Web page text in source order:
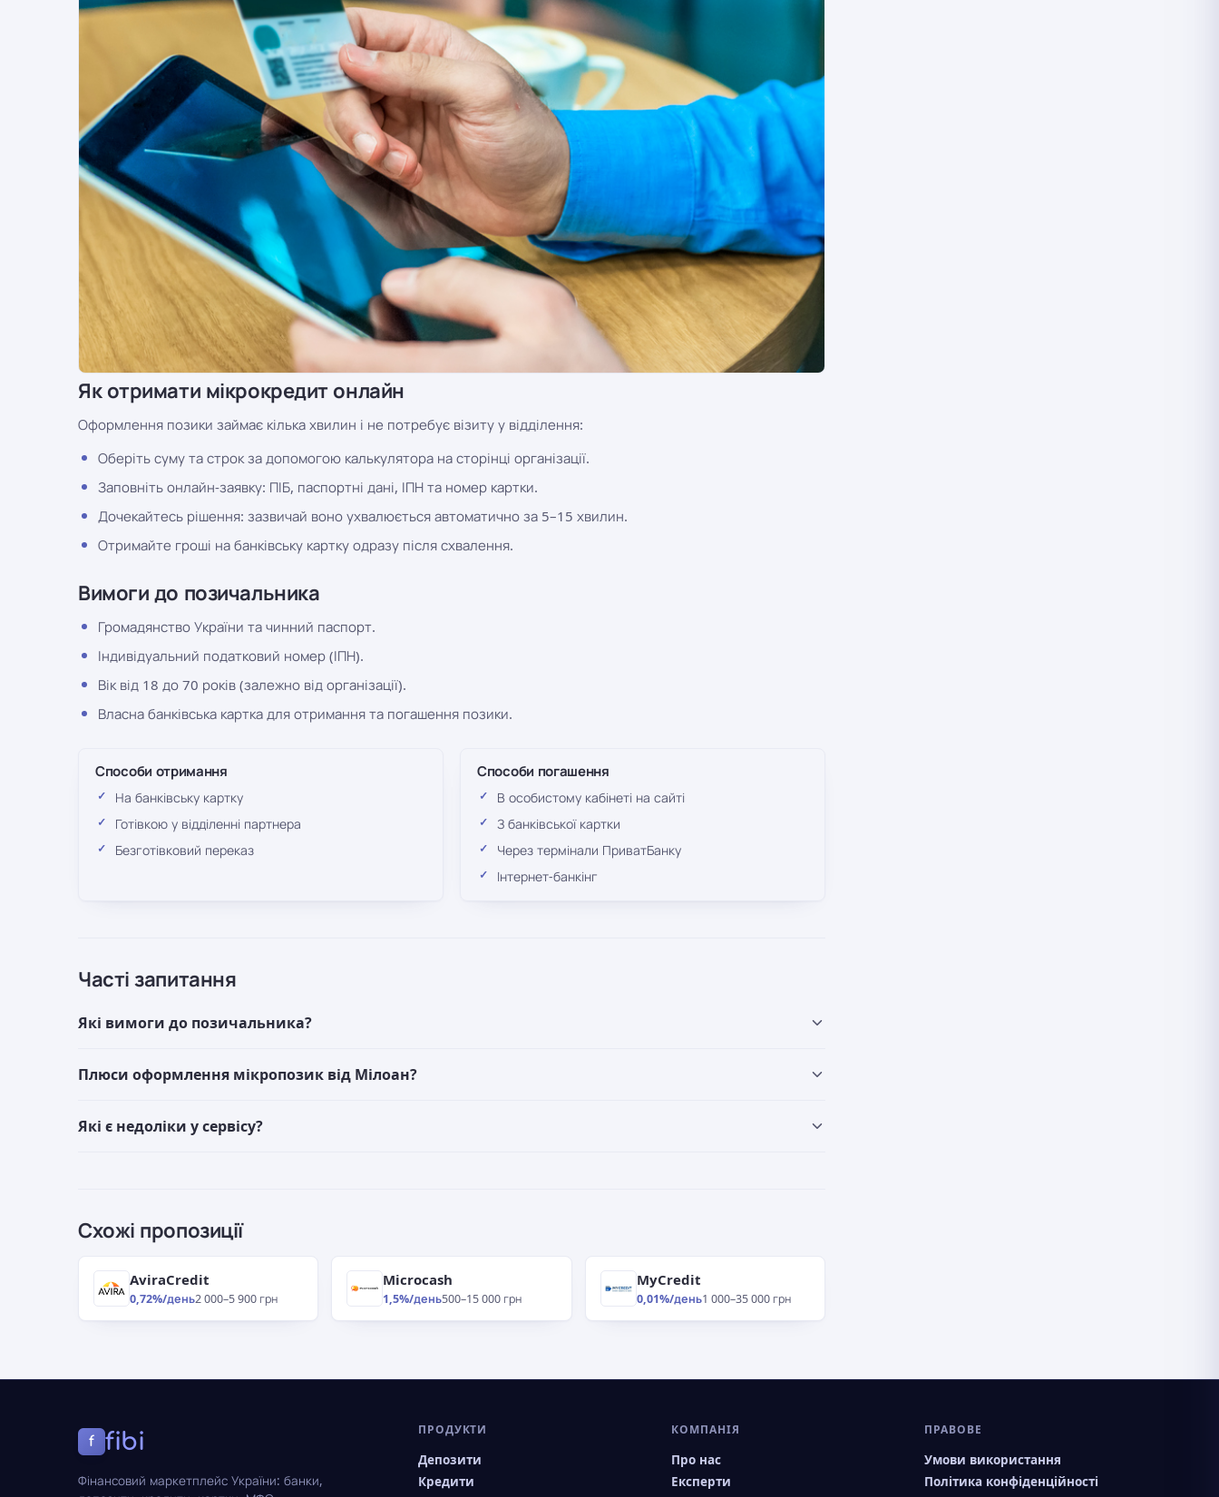
Як отримати мікрокредит онлайн
Оформлення позики займає кілька хвилин і не потребує візиту у відділення:
Оберіть суму та строк за допомогою калькулятора на сторінці організації.
Заповніть онлайн-заявку: ПІБ, паспортні дані, ІПН та номер картки.
Дочекайтесь рішення: зазвичай воно ухвалюється автоматично за 5–15 хвилин.
Отримайте гроші на банківську картку одразу після схвалення.
Вимоги до позичальника
Громадянство України та чинний паспорт.
Індивідуальний податковий номер (ІПН).
Вік від 18 до 70 років (залежно від організації).
Власна банківська картка для отримання та погашення позики.
Способи отримання
На банківську картку
Готівкою у відділенні партнера
Безготівковий переказ
Способи погашення
В особистому кабінеті на сайті
З банківської картки
Через термінали ПриватБанку
Інтернет-банкінг
Часті запитання
Які вимоги до позичальника?
Плюси оформлення мікропозик від Мілоан?
Які є недоліки у сервісу?
Схожі пропозиції
AviraCredit
0,72%/день2 000–5 900 грн
Microcash
1,5%/день500–15 000 грн
MyCredit
0,01%/день1 000–35 000 грн
f fibi
Фінансовий маркетплейс України: банки,
ПРОДУКТИ
Депозити
Кредити
КОМПАНІЯ
Про нас
Експерти
ПРАВОВЕ
Умови використання
Політика конфіденційності